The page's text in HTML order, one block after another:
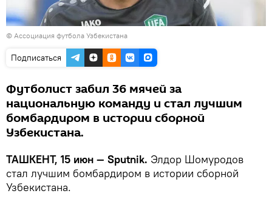
© Ассоциация футбола Узбекистана
Подписаться
Футболист забил 36 мячей за
национальную команду и стал лучшим
бомбардиром в истории сборной
Узбекистана.
ТАШКЕНТ, 15 июн — Sputnik. Элдор Шомуродов
стал лучшим бомбардиром в истории сборной
Узбекистана.